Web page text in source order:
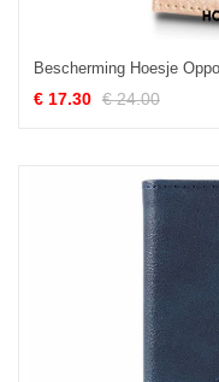
Bescherming Hoesje
€ 17.30 € 24.00